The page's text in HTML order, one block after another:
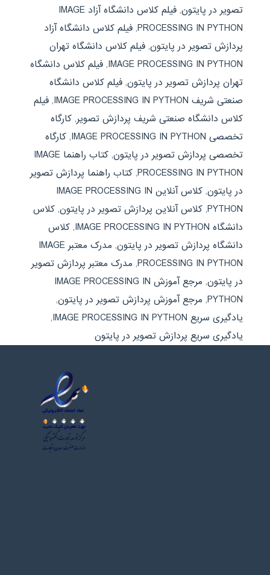
تصویر در پایتون,
فیلم کلاس دانشگاه آزاد IMAGE
PROCESSING IN PYTHON
, فیلم کلاس دانشگاه آزاد
پردازش تصویر در پایتون, فیلم کلاس دانشگاه تهران
IMAGE PROCESSING IN PYTHON
, فیلم کلاس دانشگاه
تهران پردازش تصویر در پایتون, فیلم کلاس دانشگاه
صنعتی شریف IMAGE PROCESSING IN PYTHON
, فیلم
کلاس دانشگاه صنعتی شریف پردازش تصویر, کارگاه
تخصصی IMAGE PROCESSING IN PYTHON
, کارگاه
تخصصی پردازش تصویر در پایتون,
کتاب راهنما IMAGE
PROCESSING IN PYTHON
, کتاب راهنما پردازش تصویر
در پایتون,
کلاس آنلاین IMAGE PROCESSING IN
PYTHON
, کلاس آنلاین پردازش تصویر در پایتون, کلاس
دانشگاه IMAGE PROCESSING IN PYTHON
, کلاس
دانشگاه پردازش تصویر در پایتون,
مدرک معتبر IMAGE
PROCESSING IN PYTHON
, مدرک معتبر پردازش تصویر
در پایتون,
مرجع آموزش IMAGE PROCESSING IN
PYTHON
, مرجع آموزش پردازش تصویر در پایتون,
یادگیری سریع IMAGE PROCESSING IN PYTHON
,
یادگیری سریع پردازش تصویر در پایتون